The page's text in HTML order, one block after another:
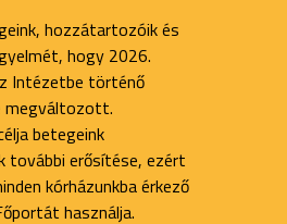
hozzátartozóik és
hogy 2026.
Intézetbe történő
megváltozott.
betegeink
további erősítése, ezért
kórházunkba érkező
használja.